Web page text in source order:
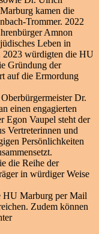
kamen die
Trommer. 2022
Amnon
Leben in
2023 würdigten die HU
Gründung der
auf die Ermordung
Dr.
einen engagierten
Egon Vaupel steht der
Vertreterinnen und
Persönlichkeiten
die Reihe der
in würdiger Weise
HU Marburg per Mail
Zudem können